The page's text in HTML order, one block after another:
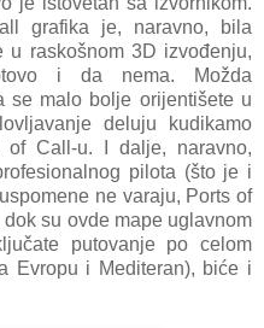
grafika je, naravno, bila
raskošnom 3D izvođenju,
i da nema. Možda
se malo bolje orijentišete u
deluju kudikamo
of Call-u. I dalje, naravno,
pilota (što je i
ne varaju, Ports of
su ovde mape uglavnom
putovanje po celom
Evropu i Mediteran), biće i